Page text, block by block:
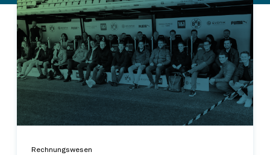
Rechnungswesen